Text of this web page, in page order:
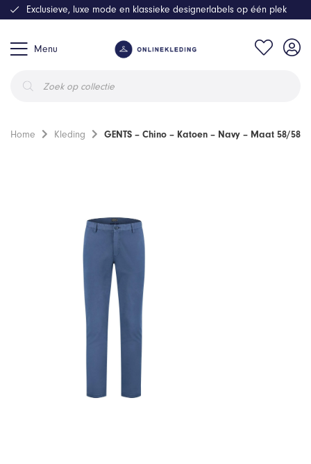
Menu
zoeken
Exclusieve, luxe mode en klassieke designerlabels op één plek
Home Kleding GENTS – Chino – Katoen – Navy – Maat 58/58